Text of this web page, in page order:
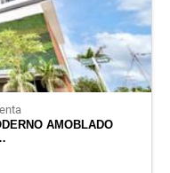
AMOBLADO